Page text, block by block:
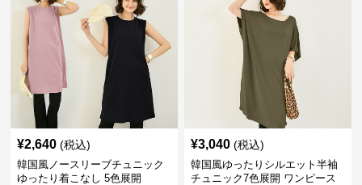
¥2,640 (税込)
韓国風ノースリーブチュニック
ゆったり着こなし 5色展開
¥3,040 (税込)
韓国風ゆったりシルエット半袖
チュニック7色展開 ワンピース